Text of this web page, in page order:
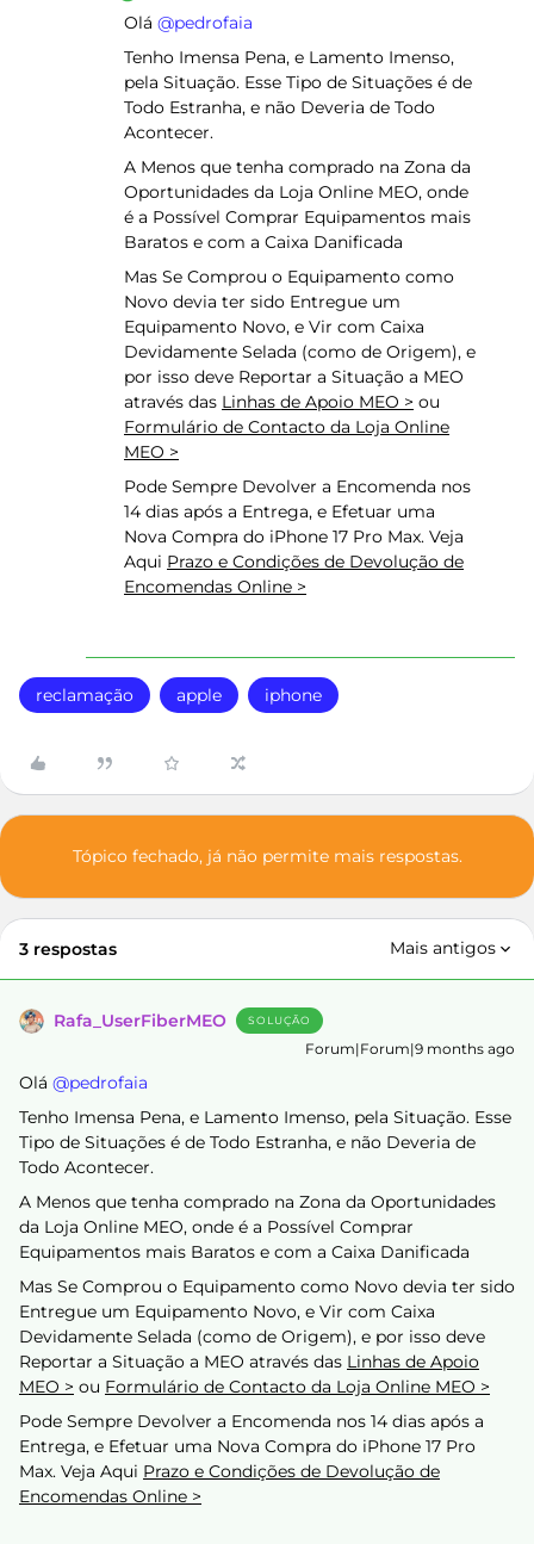
Olá ​ @pedrofaia
Tenho Imensa Pena, e Lamento Imenso,
pela Situação. Esse Tipo de Situações é de
Todo Estranha, e não Deveria de Todo
Acontecer.
A Menos que tenha comprado na Zona da
Oportunidades da Loja Online MEO, onde
é a Possível Comprar Equipamentos mais
Baratos e com a Caixa Danificada
Mas Se Comprou o Equipamento como
Novo devia ter sido Entregue um
Equipamento Novo, e Vir com Caixa
Devidamente Selada (como de Origem), e
por isso deve Reportar a Situação a MEO
através das Linhas de Apoio MEO > ou
Formulário de Contacto da Loja Online
MEO >
Pode Sempre Devolver a Encomenda nos
14 dias após a Entrega, e Efetuar uma
Nova Compra do iPhone 17 Pro Max. Veja
Aqui Prazo e Condições de Devolução de
Encomendas Online >
reclamação apple iphone
Tópico fechado, já não permite mais respostas.
3 respostas Mais antigos
Rafa_UserFiberMEO SOLUÇÃO
Forum|Forum|9 months ago
Olá ​ @pedrofaia
Tenho Imensa Pena, e Lamento Imenso, pela Situação. Esse
Tipo de Situações é de Todo Estranha, e não Deveria de
Todo Acontecer.
A Menos que tenha comprado na Zona da Oportunidades
da Loja Online MEO, onde é a Possível Comprar
Equipamentos mais Baratos e com a Caixa Danificada
Mas Se Comprou o Equipamento como Novo devia ter sido
Entregue um Equipamento Novo, e Vir com Caixa
Devidamente Selada (como de Origem), e por isso deve
Reportar a Situação a MEO através das Linhas de Apoio
MEO > ou Formulário de Contacto da Loja Online MEO >
Pode Sempre Devolver a Encomenda nos 14 dias após a
Entrega, e Efetuar uma Nova Compra do iPhone 17 Pro
Max. Veja Aqui Prazo e Condições de Devolução de
Encomendas Online >